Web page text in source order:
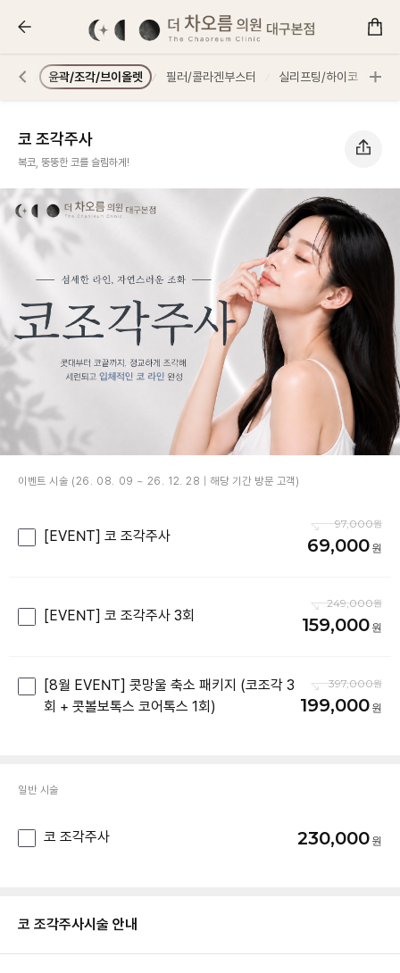
코 조각주사 :: 더 차오름의원
톡스 윤곽/조각/브이올렛 필러/콜라겐부스터 실리프팅/하이코 리
코 조각주사
복코, 뚱뚱한 코를 슬림하게!
코 조각주사시술 안내
이벤트 시술 (26. 08. 09 ~ 26. 12. 28 | 해당 기간 방문 고객)
[EVENT] 코 조각주사
97,000
69,000
[EVENT] 코 조각주사 3회
249,000
159,000
[8월 EVENT] 콧망울 축소 패키지 (코조각 3
회 + 콧볼보톡스 코어톡스 1회)
397,000
199,000
일반 시술
코 조각주사 230,000